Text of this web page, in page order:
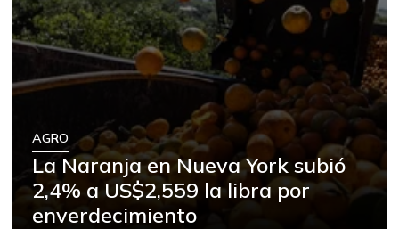
AGRO
La Naranja en Nueva York subió
2,4% a US$2,559 la libra por
enverdecimiento